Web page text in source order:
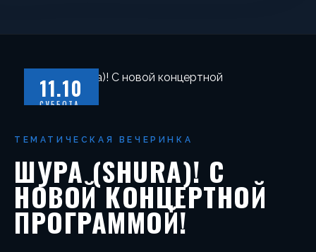
11.10
СУББОТА
ТЕМАТИЧЕСКАЯ ВЕЧЕРИНКА
ШУРА (SHURA)! С
НОВОЙ КОНЦЕРТНОЙ
ПРОГРАММОЙ!